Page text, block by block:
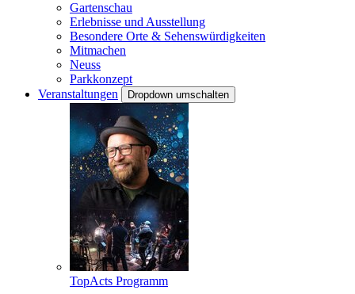
Gartenschau
Erlebnisse und Ausstellung
Besondere Orte & Sehenswürdigkeiten
Mitmachen
Neuss
Parkkonzept
Veranstaltungen
Dropdown umschalten
TopActs Programm